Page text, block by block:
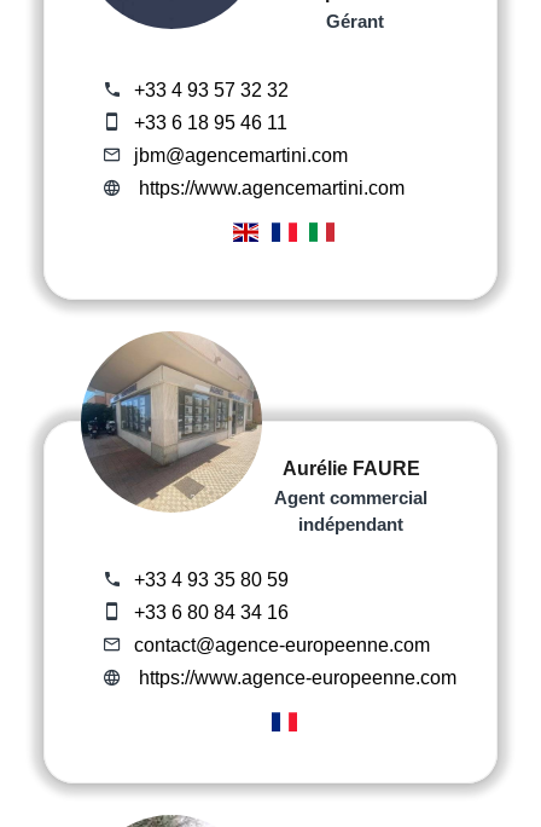
Gérant
+33 4 93 57 32 32
+33 6 18 95 46 11
jbm@agencemartini.com
https://www.agencemartini.com
Aurélie FAURE
Agent commercial
indépendant
+33 4 93 35 80 59
+33 6 80 84 34 16
contact@agence-europeenne.com
https://www.agence-europeenne.com